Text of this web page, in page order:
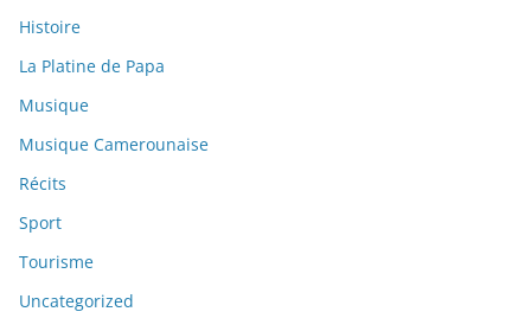
Histoire
La Platine de Papa
Musique
Musique Camerounaise
Récits
Sport
Tourisme
Uncategorized